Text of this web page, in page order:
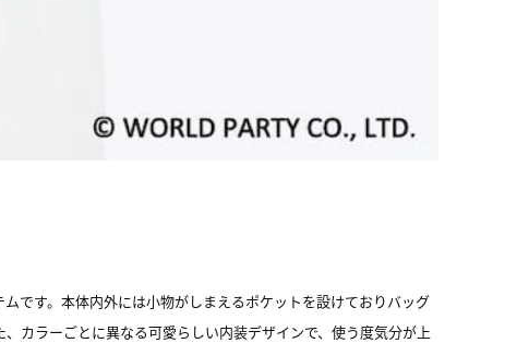
です。本体内外には小物がしまえるポケットを設けておりバッグ
カラーごとに異なる可愛らしい内装デザインで、使う度気分が上